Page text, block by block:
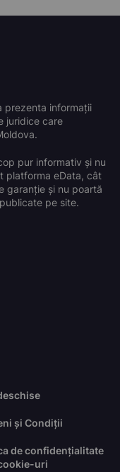
prezenta informații
juridice care
pur informativ și nu
platforma eData, cât
garanție și nu poartă
pe site.
și Condiții
de confidențialitate
uri